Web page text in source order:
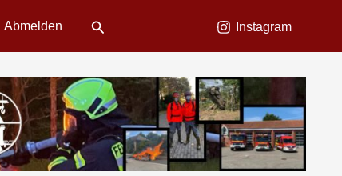
Abmelden Suchen Instagram